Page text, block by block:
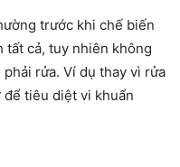
trước khi chế biến
tất cả, tuy nhiên không
rửa. Ví dụ thay vì rửa
tiêu diệt vi khuẩn